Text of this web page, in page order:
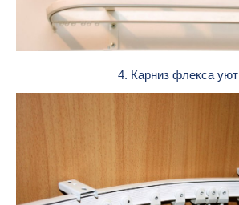
4. Карниз флекса уют